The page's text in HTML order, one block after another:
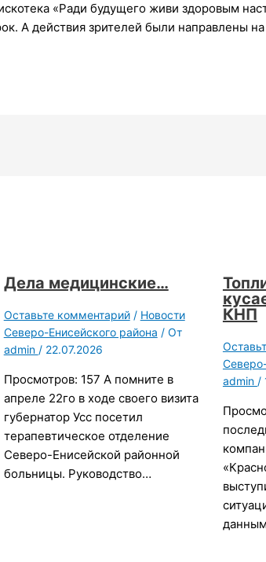
«Ради будущего живи здоровым
А действия зрителей были направлены на
Дела медицинские…
Оставьте комментарий / Новости
Северо-Енисейского района / От
admin / 22.07.2026
Просмотров: 157 А помните в
апреле 22го в ходе своего визита
губернатор Усс посетил
терапевтическое отделение
Северо-Енисейской районной
больницы. Руководство…
КНП
admin /